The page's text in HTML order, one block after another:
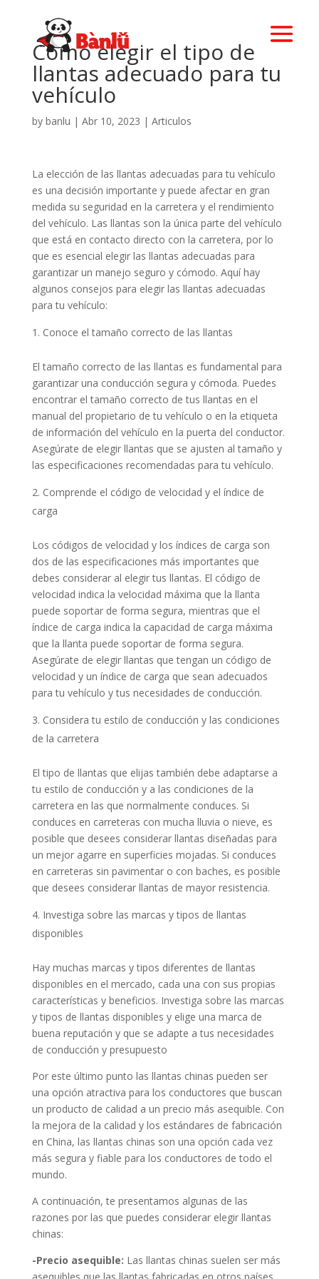
Cómo elegir el tipo de
llantas adecuado para tu
vehículo
by banlu | Abr 10, 2023 | Articulos
La elección de las llantas adecuadas para tu vehículo
es una decisión importante y puede afectar en gran
medida su seguridad en la carretera y el rendimiento
del vehículo. Las llantas son la única parte del vehículo
que está en contacto directo con la carretera, por lo
que es esencial elegir las llantas adecuadas para
garantizar un manejo seguro y cómodo. Aquí hay
algunos consejos para elegir las llantas adecuadas
para tu vehículo:
Conoce el tamaño correcto de las llantas
El tamaño correcto de las llantas es fundamental para
garantizar una conducción segura y cómoda. Puedes
encontrar el tamaño correcto de tus llantas en el
manual del propietario de tu vehículo o en la etiqueta
de información del vehículo en la puerta del conductor.
Asegúrate de elegir llantas que se ajusten al tamaño y
las especificaciones recomendadas para tu vehículo.
Comprende el código de velocidad y el índice de
carga
Los códigos de velocidad y los índices de carga son
dos de las especificaciones más importantes que
debes considerar al elegir tus llantas. El código de
velocidad indica la velocidad máxima que la llanta
puede soportar de forma segura, mientras que el
índice de carga indica la capacidad de carga máxima
que la llanta puede soportar de forma segura.
Asegúrate de elegir llantas que tengan un código de
velocidad y un índice de carga que sean adecuados
para tu vehículo y tus necesidades de conducción.
Considera tu estilo de conducción y las condiciones
de la carretera
El tipo de llantas que elijas también debe adaptarse a
tu estilo de conducción y a las condiciones de la
carretera en las que normalmente conduces. Si
conduces en carreteras con mucha lluvia o nieve, es
posible que desees considerar llantas diseñadas para
un mejor agarre en superficies mojadas. Si conduces
en carreteras sin pavimentar o con baches, es posible
que desees considerar llantas de mayor resistencia.
Investiga sobre las marcas y tipos de llantas
disponibles
Hay muchas marcas y tipos diferentes de llantas
disponibles en el mercado, cada una con sus propias
características y beneficios. Investiga sobre las marcas
y tipos de llantas disponibles y elige una marca de
buena reputación y que se adapte a tus necesidades
de conducción y presupuesto
Por este último punto las llantas chinas pueden ser
una opción atractiva para los conductores que buscan
un producto de calidad a un precio más asequible. Con
la mejora de la calidad y los estándares de fabricación
en China, las llantas chinas son una opción cada vez
más segura y fiable para los conductores de todo el
mundo.
A continuación, te presentamos algunas de las
razones por las que puedes considerar elegir llantas
chinas:
-Precio asequible: Las llantas chinas suelen ser más